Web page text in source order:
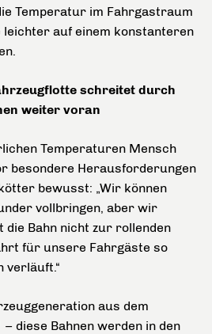
Temperatur im Fahrgastraum
leichter auf einem konstanteren
schreitet durch
weiter voran
Temperaturen Mensch
besondere Herausforderungen
bewusst: „Wir können
vollbringen, aber wir
die Bahn nicht zur rollenden
für unsere Fahrgäste so
verläuft.“
aus dem
– diese Bahnen werden in den